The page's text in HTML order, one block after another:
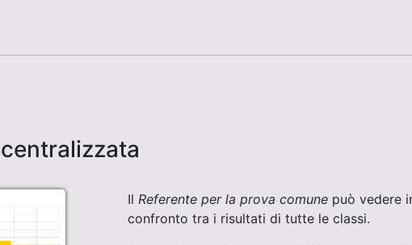
IlReferente per la prova comune può vedere
confronto tra i risultati di tutte le classi.